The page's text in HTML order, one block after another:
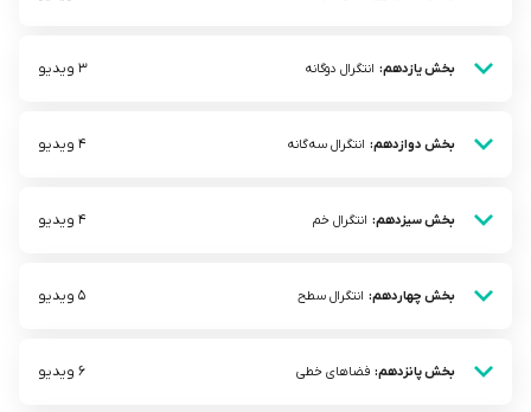
بخش یازدهم: انتگرال دوگانه 3 ویدیو
بخش دوازدهم: انتگرال سه‌گانه 4 ویدیو
بخش سیزدهم: انتگرال خم 4 ویدیو
بخش چهاردهم: انتگرال سطح 5 ویدیو
بخش پانزدهم: فضاهای خطی 6 ویدیو